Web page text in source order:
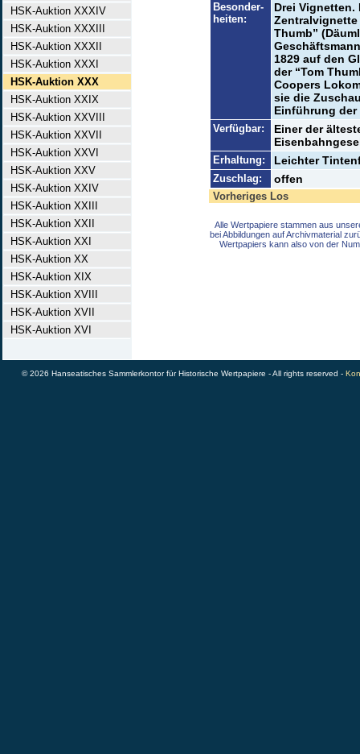
HSK-Auktion XXXIV
HSK-Auktion XXXIII
HSK-Auktion XXXII
HSK-Auktion XXXI
HSK-Auktion XXX
HSK-Auktion XXIX
HSK-Auktion XXVIII
HSK-Auktion XXVII
HSK-Auktion XXVI
HSK-Auktion XXV
HSK-Auktion XXIV
HSK-Auktion XXIII
HSK-Auktion XXII
HSK-Auktion XXI
HSK-Auktion XX
HSK-Auktion XIX
HSK-Auktion XVIII
HSK-Auktion XVII
HSK-Auktion XVI
Besonder-
heiten:
Drei
Zentralvignette
Thumb”
1829 auf den
der “Tom
Coopers
sie die
Einführung der
Verfügbar:
Einer der
Erhaltung: Leichter
Zuschlag: offen
Vorheriges Los
Alle Wertpapiere stammen aus
bei Abbildungen auf Archivmaterial
Wertpapiers kann also von der
© 2026 Hanseatisches Sammlerkontor für Historische Wertpapiere - All rights reserved -